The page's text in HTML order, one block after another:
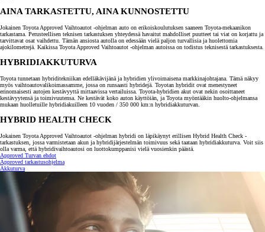
AINA TARKASTETTU, AINA KUNNOSTETTU
Jokainen Toyota Approved Vaihtoautot -ohjelman auto on erikoiskoulutuksen saaneen Toyota-mekaanikon
tarkastama. Perusteellisen teknisen tarkastuksen yhteydessä havaitut mahdolliset puutteet tai viat on korjattu ja
tarvittavat osat vaihdettu. Tämän ansiosta autolla on edessään vielä paljon turvallisia ja huolettomia
ajokilometrejä. Kaikissa Toyota Approved Vaihtoautot -ohjelman autoissa on todistus teknisestä tarkastuksesta.
HYBRIDIAKKUTURVA
Toyota tunnetaan hybriditekniikan edelläkävijänä ja hybridien ylivoimaisena markkinajohtajana. Tämä näkyy
myös vaihtoautovalikoimassamme, jossa on runsaasti hybridejä. Toyotan hybridit ovat menestyneet
erinomaisesti autojen kestävyyttä mittaavissa vertailuissa. Toyota-hybridien akut ovat nekin osoittaneet
kestävyytensä ja toimivuutensa. Ne kestävät koko auton käyttöiän, ja Toyota myöntääkin huolto-ohjelmansa
mukaan huolletuille hybridiakuilleen 10 vuoden / 350 000 km:n hybridiakkuturvan.
HYBRID HEALTH CHECK
Jokainen Toyota Approved Vaihtoautot -ohjelman hybridi on läpikäynyt erillisen Hybrid Health Check -
tarkastuksen, jossa varmistetaan akun ja hybridijärjestelmän toimivuus sekä taataan hybridiakkuturva. Voit siis
olla varma, että hybridivaihtoautosi on luottokumppanisi vielä vuosienkin päästä.
Approved Turvan ehdot
Approved tarkastusohjelma
Akkuturva